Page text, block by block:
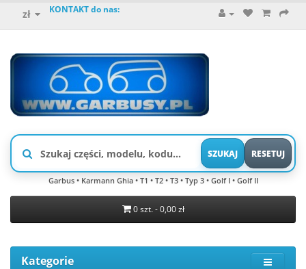
zł KONTAKT do nas:
SZUKAJ RESETUJ
Garbus • Karmann Ghia • T1 • T2 • T3 • Typ 3 • Golf I • Golf II
0 szt. - 0,00 zł
Kategorie